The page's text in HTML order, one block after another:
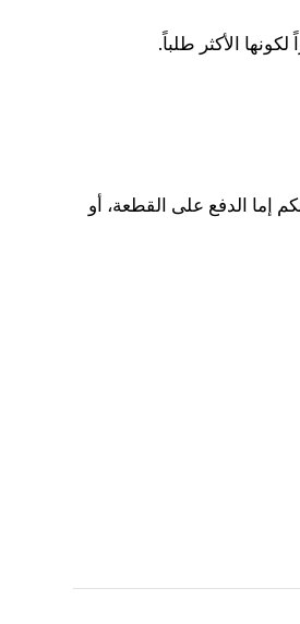
الأكثر طلباً.
إما الدفع على القطعة، أو